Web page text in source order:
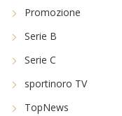
Promozione
Serie B
Serie C
sportinoro TV
TopNews